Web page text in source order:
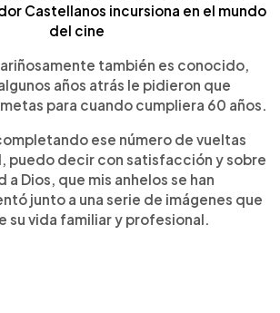
Castellanos incursiona en el mundo
del cine
también es conocido,
años atrás le pidieron que
para cuando cumpliera 60 años.
ese número de vueltas
puedo decir con satisfacción y sobre
Dios, que mis anhelos se han
junto a una serie de imágenes que
su vida familiar y profesional.